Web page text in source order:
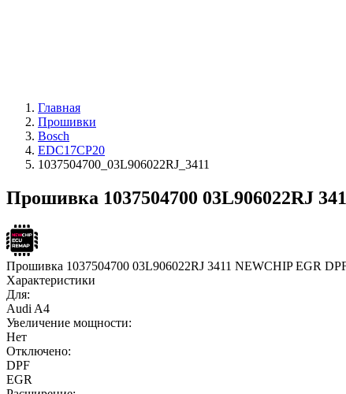
Главная
Прошивки
Bosch
EDC17CP20
1037504700_03L906022RJ_3411
Прошивка 1037504700 03L906022RJ
Прошивка 1037504700 03L906022RJ 3411 NEWCHIP EGR
Характеристики
Для:
Audi A4
Увеличение мощности:
Нет
Отключено:
DPF
EGR